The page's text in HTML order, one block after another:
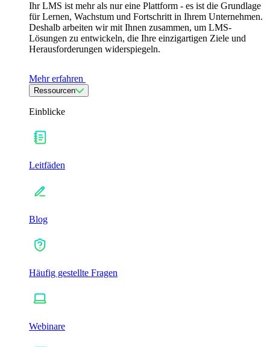
Ihr LMS ist mehr als nur eine Plattform - es ist die Grundlage
für Lernen, Wachstum und Fortschritt in Ihrem Unternehmen.
Deshalb arbeiten wir mit Ihnen zusammen, um LMS-
Lösungen zu entwickeln, die Ihre einzigartigen Ziele und
Herausforderungen widerspiegeln.
Mehr erfahren
Ressourcen
Einblicke
Leitfäden
Blog
Häufig gestellte Fragen
Webinare